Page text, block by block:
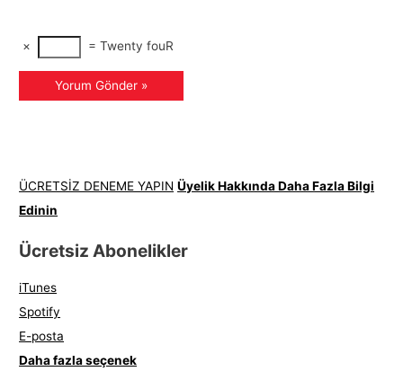
× = Twenty fouR
ÜCRETSİZ DENEME YAPIN Üyelik Hakkında Daha Fazla Bilgi
Edinin
Ücretsiz Abonelikler
iTunes
Spotify
E-posta
Daha fazla seçenek